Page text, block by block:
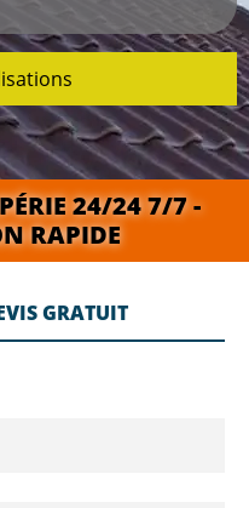
24/24 7/7 -
RAPIDE
GRATUIT